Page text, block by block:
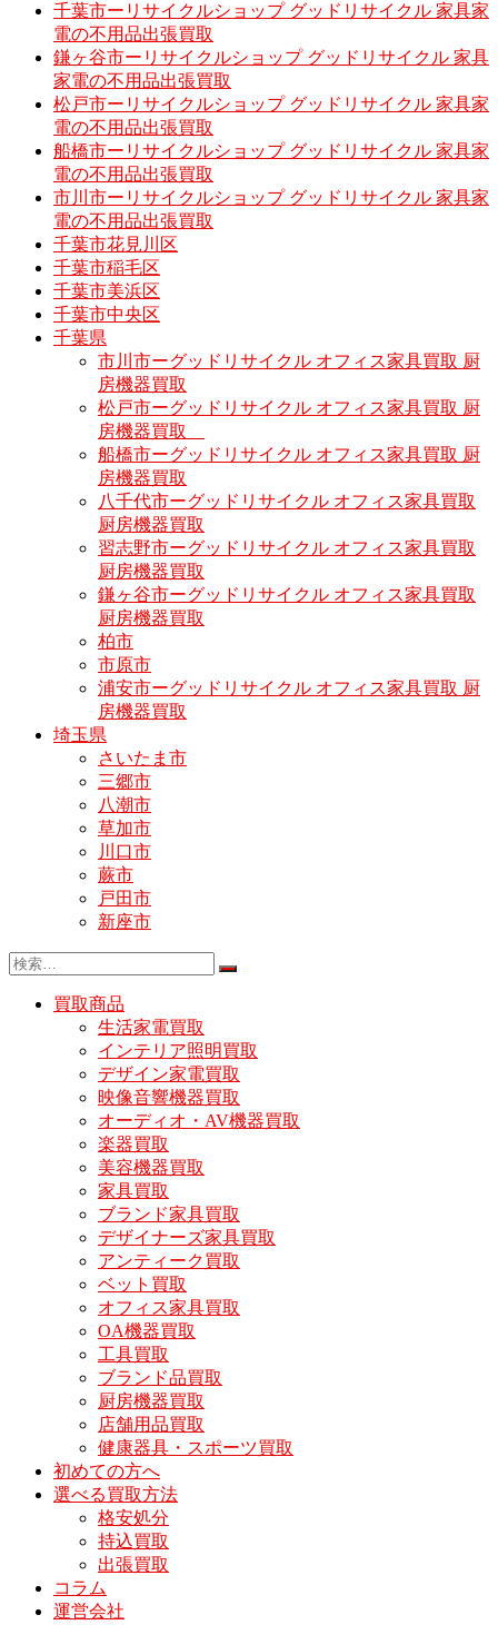
千葉市ーリサイクルショップ グッドリサイクル 家具家
電の不用品出張買取
鎌ヶ谷市ーリサイクルショップ グッドリサイクル 家具
家電の不用品出張買取
松戸市ーリサイクルショップ グッドリサイクル 家具家
電の不用品出張買取
船橋市ーリサイクルショップ グッドリサイクル 家具家
電の不用品出張買取
市川市ーリサイクルショップ グッドリサイクル 家具家
電の不用品出張買取
千葉市花見川区
千葉市稲毛区
千葉市美浜区
千葉市中央区
千葉県
市川市ーグッドリサイクル オフィス家具買取 厨
房機器買取
松戸市ーグッドリサイクル オフィス家具買取 厨
房機器買取
船橋市ーグッドリサイクル オフィス家具買取 厨
房機器買取
八千代市ーグッドリサイクル オフィス家具買取
厨房機器買取
習志野市ーグッドリサイクル オフィス家具買取
厨房機器買取
鎌ヶ谷市ーグッドリサイクル オフィス家具買取
厨房機器買取
柏市
市原市
浦安市ーグッドリサイクル オフィス家具買取 厨
房機器買取
埼玉県
さいたま市
三郷市
八潮市
草加市
川口市
蕨市
戸田市
新座市
買取商品
生活家電買取
インテリア照明買取
デザイン家電買取
映像音響機器買取
オーディオ・AV機器買取
楽器買取
美容機器買取
家具買取
ブランド家具買取
デザイナーズ家具買取
アンティーク買取
ベット買取
オフィス家具買取
OA機器買取
工具買取
ブランド品買取
厨房機器買取
店舗用品買取
健康器具・スポーツ買取
初めての方へ
選べる買取方法
格安処分
持込買取
出張買取
コラム
運営会社